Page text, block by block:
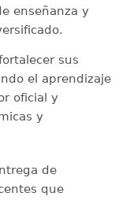
enseñanza y
sus
el aprendizaje
oficial y
y
de
que